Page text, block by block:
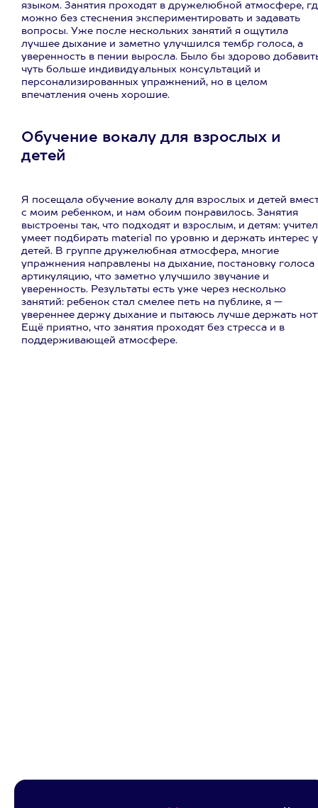
языком. Занятия проходят в дружелюбной атмосфере,
можно без стеснения экспериментировать и задавать
вопросы. Уже после нескольких занятий я ощутила
лучшее дыхание и заметно улучшился тембр голоса, а
уверенность в пении выросла. Было бы здорово
чуть больше индивидуальных консультаций и
персонализированных упражнений, но в целом
впечатления очень хорошие.
Обучение вокалу для взрослых и
детей
Я посещала обучение вокалу для взрослых и детей
с моим ребенком, и нам обоим понравилось. Занятия
выстроены так, что подходят и взрослым, и детям:
умеет подбирать material по уровню и держать интерес у
детей. В группе дружелюбная атмосфера, многие
упражнения направлены на дыхание, постановку голоса
артикуляцию, что заметно улучшило звучание и
уверенность. Результаты есть уже через несколько
занятий: ребенок стал смелее петь на публике, я —
увереннее держу дыхание и пытаюсь лучше держать
Ещё приятно, что занятия проходят без стресса и в
поддерживающей атмосфере.